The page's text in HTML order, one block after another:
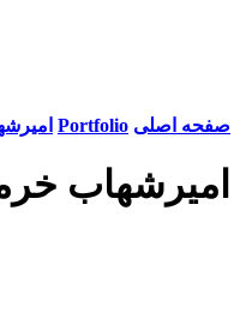
صفحه اصلی Portfolio
امیرشهاب